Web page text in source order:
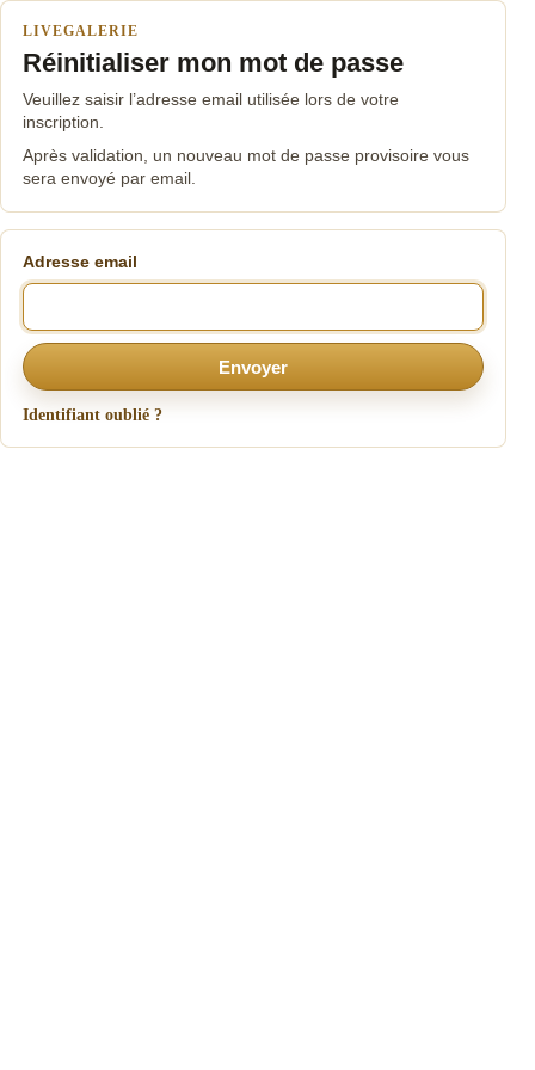
LIVEGALERIE
Réinitialiser mon mot de passe
Veuillez saisir l’adresse email utilisée lors de votre
inscription.
Après validation, un nouveau mot de passe provisoire vous
sera envoyé par email.
Adresse email
Envoyer
Identifiant oublié ?